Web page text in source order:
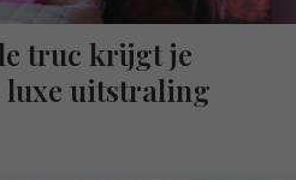
truc krijgt je
luxe uitstraling